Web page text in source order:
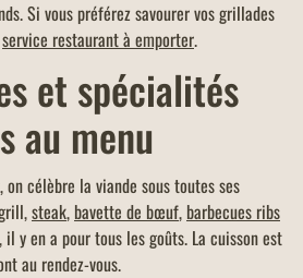
Si vous préférez savourer vos grillades
service restaurant à emporter.
et spécialités
au menu
célèbre la viande sous toutes ses
steak, bavette de bœuf, barbecues ribs
, il y en a pour tous les goûts. La cuisson est
au rendez-vous.